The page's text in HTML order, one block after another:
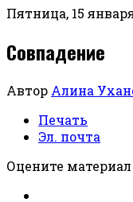
Пятница, 15
Совпадение
Автор Алина
Печать
Эл. почта
Оцените материал